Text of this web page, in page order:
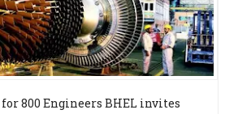
for 800 Engineers BHEL invites